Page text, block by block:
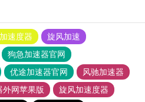
速度器
旋风加速
狗急加速器官网
优途加速器官网
风驰加速器
外网苹果版
旋风加速度器